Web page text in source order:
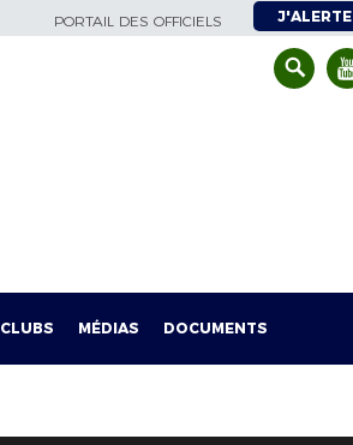
PORTAIL DES OFFICIELS J'ALERTE
CLUBS MÉDIAS DOCUMENTS